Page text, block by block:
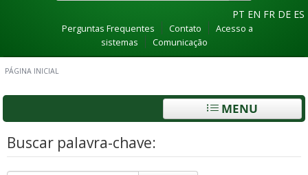
PT EN FR DE ES
Perguntas Frequentes Contato
Acesso a
sistemas
Comunicação
PÁGINA INICIAL
MENU
Buscar palavra-chave: